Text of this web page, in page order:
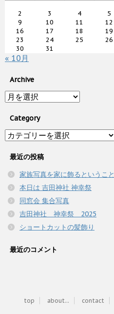
2
3 4 5
9
10 11 12
16
17 18 19
23
24 25 26
30
31
« 10月
Archive
Archive
Category
Category
最近の投稿
家族写真を家に飾るということ
本日は 吉田神社 神幸祭
同窓会 集合写真
吉田神社 神幸祭 2025
ショートカットの髪飾り
最近のコメント
top about... contact